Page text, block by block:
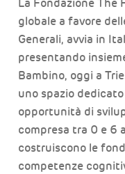
La Fondazione The
globale a favore
Generali, avvia in
presentando
Bambino, oggi a
uno spazio
opportunità di
compresa tra 0 e 6
costruiscono le
competenze